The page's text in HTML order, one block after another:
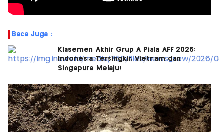
Baca Juga :
Klasemen Akhir Grup A Piala AFF 2026:
Indonesia Tersingkir, Vietnam dan
Singapura Melaju!